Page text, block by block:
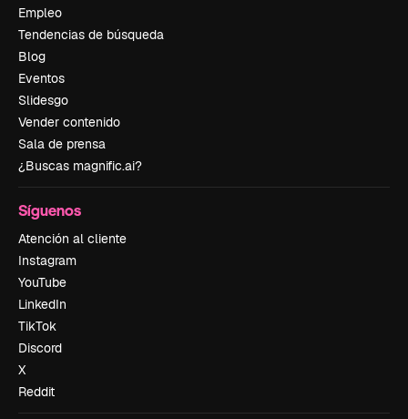
Empleo
Tendencias de búsqueda
Blog
Eventos
Slidesgo
Vender contenido
Sala de prensa
¿Buscas magnific.ai?
Síguenos
Atención al cliente
Instagram
YouTube
LinkedIn
TikTok
Discord
X
Reddit